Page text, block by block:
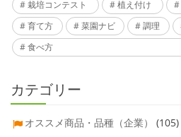
栽培コンテスト
植え付け
育て方
菜園ナビ 調理
食べ方
カテゴリー
オススメ商品・品種（企業）
(105)